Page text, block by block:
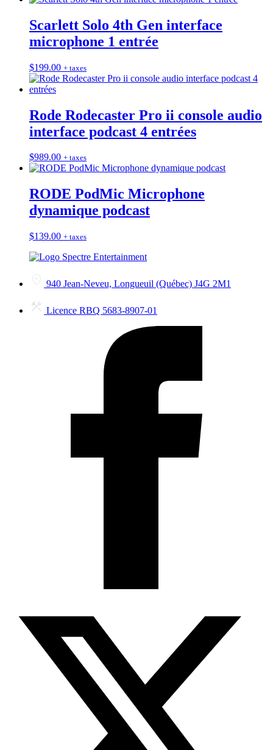
Scarlett Solo 4th Gen interface
microphone 1 entrée
$199.00 + taxes
Rode Rodecaster Pro ii console audio
interface podcast 4 entrées
$989.00 + taxes
RODE PodMic Microphone
dynamique podcast
$139.00 + taxes
940 Jean-Neveu, Longueuil (Québec) J4G 2M1
Licence RBQ 5683-8907-01